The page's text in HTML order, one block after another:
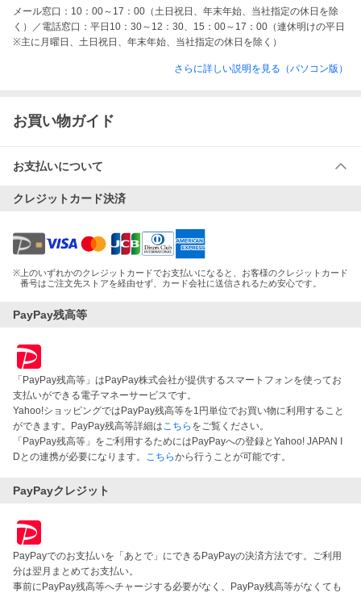
メール窓口：10：00～17：00（土日祝日、年末年始、当社指定の休日を除
く）／電話窓口：平日10：30～12：30、15：00～17：00（連休明けの平日
※主に月曜日、土日祝日、年末年始、当社指定の休日を除く）
さらに詳しい説明を見る（パソコン版）
お買い物ガイド
お支払いについて
クレジットカード決済
※ 上のいずれかのクレジットカードでお支払いになると、お客様のクレジットカード
番号はご注文先ストアを経由せず、カード会社に送信されるため安心です。
PayPay残高等
「PayPay残高等」はPayPay株式会社が提供するスマートフォンを使ってお
支払いができる電子マネーサービスです。
Yahoo!ショッピングではPayPay残高等を1円単位でお買い物に利用すること
ができます。PayPay残高等詳細はこちら をご覧ください。
「PayPay残高等」をご利用するためにはPayPayへの登録とYahoo! JAPAN I
Dとの連携が必要になります。 こちらから行うことが可能です。
PayPayクレジット
PayPayでのお支払いを「あとで」にできるPayPayの決済方法です。ご利用
分は翌月まとめてお支払い。
事前にPayPay残高等へチャージする必要がなく、PayPay残高等がなくても